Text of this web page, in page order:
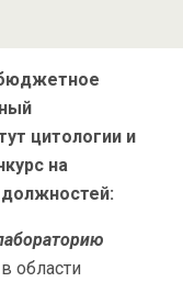
цитологии и
на
области